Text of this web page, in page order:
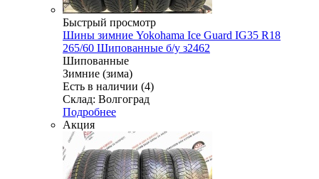
Быстрый просмотр
Шины зимние Yokohama Ice Guard IG35 R18
265/60 Шипованные б/у з2462
Шипованные
Зимние (зима)
Есть в наличии (4)
Склад: Волгоград
Подробнее
Акция